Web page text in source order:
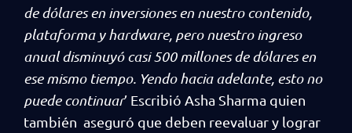
de dólares en inversiones en nuestro contenido,
plataforma y hardware, pero nuestro ingreso
anual disminuyó casi 500 millones de dólares en
ese mismo tiempo. Yendo hacia adelante, esto no
puede continuar’ Escribió Asha Sharma quien
también aseguró que deben reevaluar y lograr